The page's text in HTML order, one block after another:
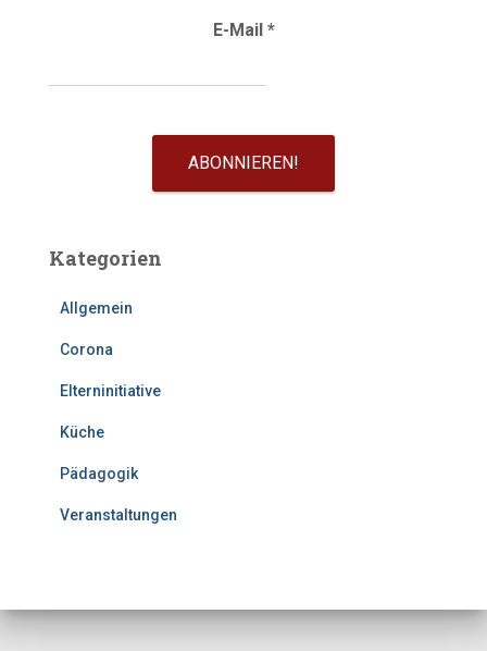
E-Mail *
Kategorien
Allgemein
Corona
Elterninitiative
Küche
Pädagogik
Veranstaltungen